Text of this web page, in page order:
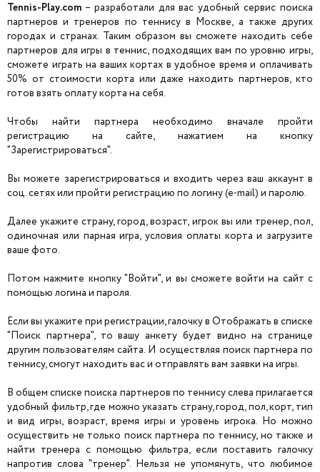
Tennis-Play.com – разработали для вас удобный сервис поиска
партнеров и тренеров по теннису в Москве, а также других
городах и странах. Таким образом вы сможете находить себе
партнеров для игры в теннис, подходящих вам по уровню игры,
сможете играть на ваших кортах в удобное время и оплачивать
50% от стоимости корта или даже находить партнеров, кто
готов взять оплату корта на себя.
Чтобы найти партнера необходимо вначале пройти
регистрацию на сайте, нажатием на кнопку
"Зарегистрироваться".
Вы можете зарегистрироваться и входить через ваш аккаунт в
соц. сетях или пройти регистрацию по логину (e-mail) и паролю.
Далее укажите страну, город, возраст, игрок вы или тренер, пол,
одиночная или парная игра, условия оплаты корта и загрузите
ваше фото.
Потом нажмите кнопку "Войти", и вы сможете войти на сайт с
помощью логина и пароля.
Если вы укажите при регистрации, галочку в Отображать в списке
"Поиск партнера", то вашу анкету будет видно на странице
другим пользователям сайта. И осуществляя поиск партнера по
теннису, смогут находить вас и отправлять вам заявки на игры.
В общем списке поиска партнеров по теннису слева прилагается
удобный фильтр, где можно указать страну, город, пол, корт, тип
и вид игры, возраст, время игры и уровень игрока. Но можно
осуществить не только поиск партнера по теннису, но также и
найти тренера с помощью фильтра, если поставить галочку
напротив слова "тренер". Нельзя не упомянуть, что любимое